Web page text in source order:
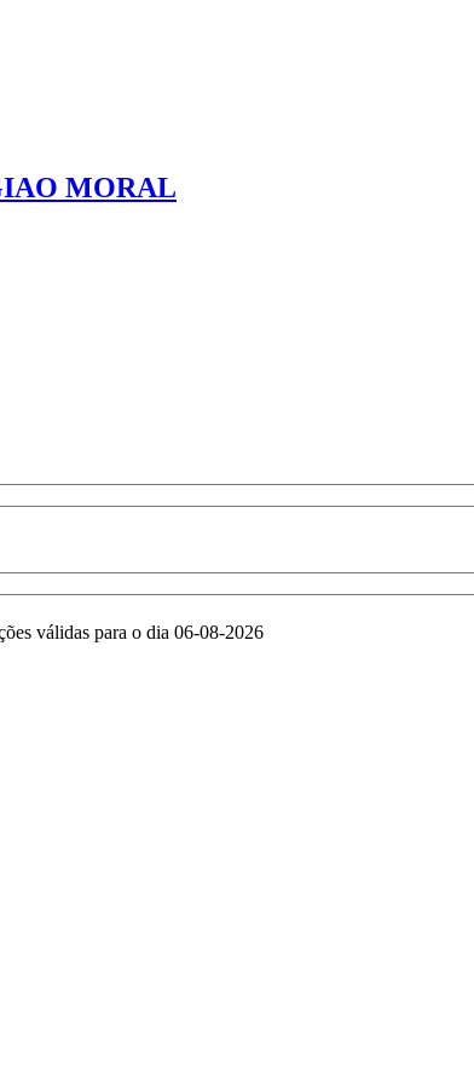
MORAL
válidas para o dia 06-08-2026